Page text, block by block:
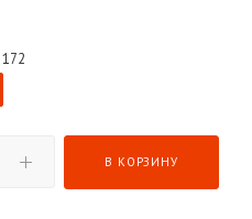
172
В КОРЗИНУ